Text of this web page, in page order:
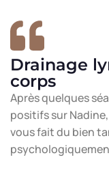
Drainage
corps
Après quelques
positifs sur
vous fait du bien